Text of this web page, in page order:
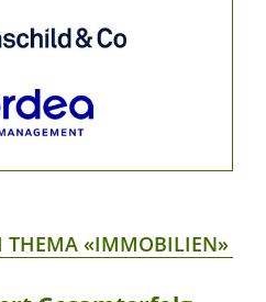
THEMA «IMMOBILIEN»